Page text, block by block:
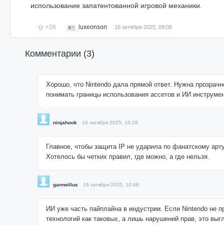
использование запатентованной игровой механики.
+26 luxeonson 16 октября 2025, 09:00
Комментарии (3)
Хорошо, что Nintendo дала прямой ответ. Нужна
понимать границы использования ассетов и ИИ
ninjahook 16 октября 2025, 10:28
Главное, чтобы защита IP не ударила по фанатскому
Хотелось бы четких правил, где можно, а где нельзя.
gamwillus 16 октября 2025, 10:48
ИИ уже часть пайплайна в индустрии. Если Nintendo не
технологий как таковых, а лишь нарушений прав, это